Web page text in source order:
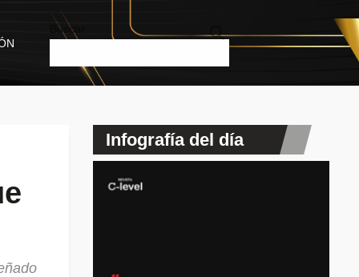
Buscar
Infografía del día